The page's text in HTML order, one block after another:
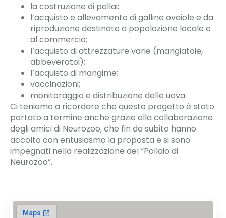
la costruzione di pollai;
l’acquisto e allevamento di galline ovaiole e da
riproduzione destinate a popolazione locale e
al commercio;
l’acquisto di attrezzature varie (mangiatoie,
abbeveratoi);
l’acquisto di mangime;
vaccinazioni;
monitoraggio e distribuzione delle uova.
Ci teniamo a ricordare che questo progetto è stato
portato a termine anche grazie alla collaborazione
degli amici di Neurozoo, che fin da subito hanno
accolto con entusiasmo la proposta e si sono
impegnati nella realizzazione del “Pollaio di
Neurozoo”.